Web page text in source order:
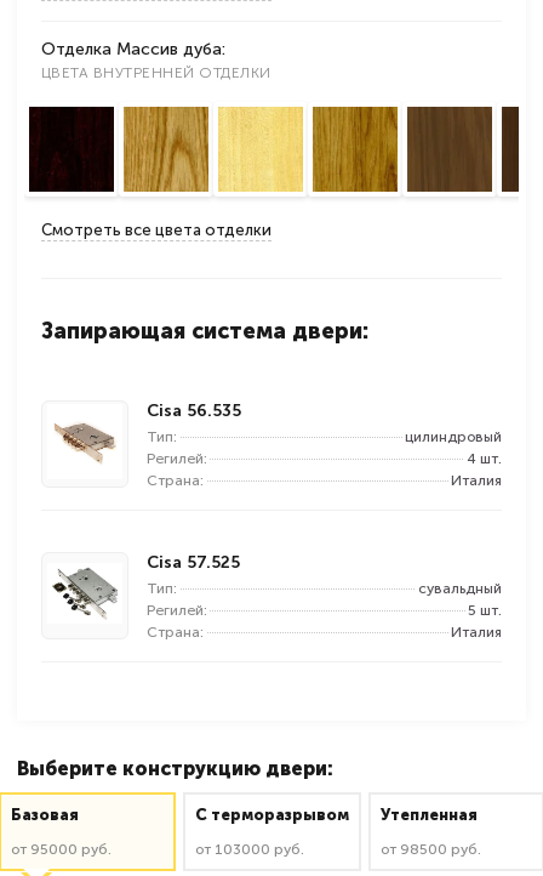
Отделка Массив дуба:
ЦВЕТА ВНУТРЕННЕЙ ОТДЕЛКИ
Смотреть все цвета отделки
Запирающая система двери:
Cisa 56.535
Тип:
цилиндровый
Регилей:
4 шт.
Страна:
Италия
Cisa 57.525
Тип:
сувальдный
Регилей:
5 шт.
Страна:
Италия
Выберите конструкцию двери:
Базовая
от 95000 руб.
C терморазрывом
от 103000 руб.
Утепленная
от 98500 руб.